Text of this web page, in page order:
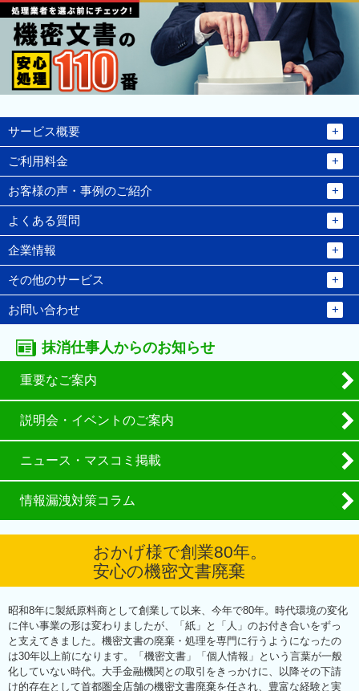
サービス概要
ご利用料金
お客様の声・事例のご紹介
よくある質問
企業情報
その他のサービス
お問い合わせ
抹消仕事人からのお知らせ
重要なご案内
説明会・イベントのご案内
ニュース・マスコミ掲載
情報漏洩対策コラム
おかげ様で創業80年。
安心の機密文書廃棄
昭和8年に製紙原料商として創業して以来、今年で80年。時代環境の変化
に伴い事業の形は変わりましたが、「紙」と「人」のお付き合いをずっ
と支えてきました。機密文書の廃棄・処理を専門に行うようになったの
は30年以上前になります。「機密文書」「個人情報」という言葉が一般
化していない時代。大手金融機関との取引をきっかけに、以降その下請
け的存在として首都圏全店舗の機密文書廃棄を任され、豊富な経験と実